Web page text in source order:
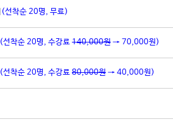
(선착순 20명, 무료)
(선착순 20명, 수강료 140,000원 → 70,000원)
(선착순 20명, 수강료 80,000원 → 40,000원)